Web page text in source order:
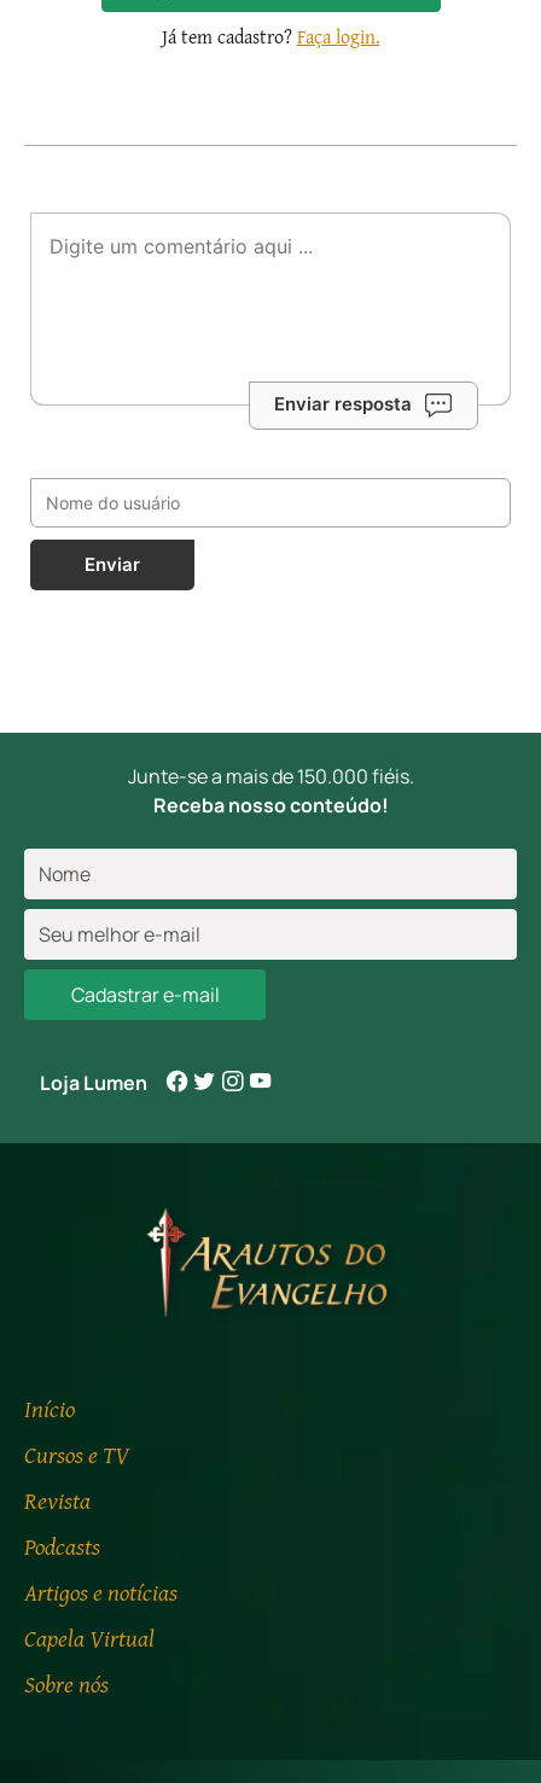
Já tem cadastro?Faça login.
Enviar resposta
Enviar
Junte-se a mais de 150.000 fiéis.
Receba nosso conteúdo!
Cadastrar e-mail
Loja Lumen
Início
Cursos e TV
Revista
Podcasts
Artigos e notícias
Capela Virtual
Sobre nós